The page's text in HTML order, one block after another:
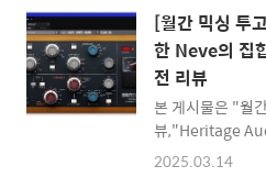
웨어적 한계가
없고, 곡에 보컬
는 등 많은 제..
을 기반으로 반
Adele, Lady
Lamar 등 유명
를 거쳐갔다. 수
기에 Waves 등
The Hit Factory
웨어 이펙터를 출
을 지속하던 The
[월간 믹싱 투
한 Neve의 집
전 리뷰
본 게시물은 "월
뷰,"Heritage
체, Britstrip 플러
2025.03.14